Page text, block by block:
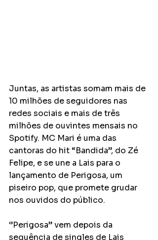
Juntas, as artistas somam mais de
10 milhões de seguidores nas
redes sociais e mais de três
milhões de ouvintes mensais no
Spotify. MC Mari é uma das
cantoras do hit “Bandida”, do Zé
Felipe, e se une a Lais para o
lançamento de Perigosa, um
piseiro pop, que promete grudar
nos ouvidos do público.
‘’Perigosa’’ vem depois da
sequência de singles de Lais